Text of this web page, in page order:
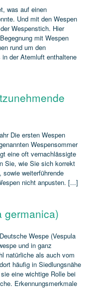
was auf einen
Und mit den Wespen
Wespenstich. Hier
mit Wespen
rund um den
der Atemluft enthaltene
Die ersten Wespen
Wespensommer
eine oft vernachlässigte
Sie, wie Sie sich korrekt
sowie weiterführende
nicht anpusten. [...]
germanica)
Wespe (Vespula
und in ganz
natürliche als auch vom
häufig in Siedlungsnähe
eine wichtige Rolle bei
Erkennungsmerkmale